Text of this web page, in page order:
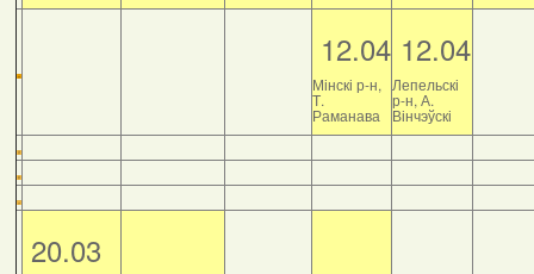
12.04
Мінскі р-н,
Т.
Раманава
12.04
Лепельскі
р-н, А.
Вінчэўскі
20.03